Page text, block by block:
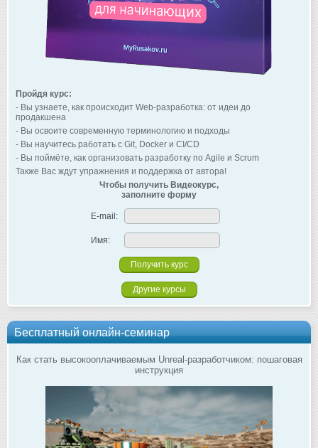
Пройдя курс:
- Вы узнаете, как происходит Web-разработка: от идеи до
продакшена
- Вы освоите современную терминологию и подходы
- Вы научитесь работать с Git, Docker и CI/CD
- Вы поймёте, как организовать разработку по Agile и Scrum
Также Вас ждут упражнения и поддержка от автора!
Чтобы получить Видеокурс,
заполните форму
E-mail:
Имя:
Другие курсы
Бесплатный онлайн-семинар
Как стать высокооплачиваемым Unreal-разработчиком: пошаговая
инструкция